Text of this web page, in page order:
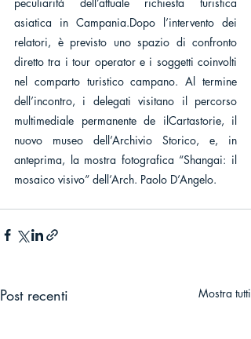
asiatica in Campania.Dopo l’intervento dei
relatori, è previsto uno spazio di confronto
diretto tra i tour operator e i soggetti coinvolti
nel comparto turistico campano. Al termine
dell’incontro, i delegati visitano il percorso
multimediale permanente de ilCartastorie, il
nuovo museo dell’Archivio Storico, e, in
anteprima, la mostra fotografica “Shangai: il
mosaico visivo” dell’Arch. Paolo D’Angelo.
Post recenti Mostra tutti